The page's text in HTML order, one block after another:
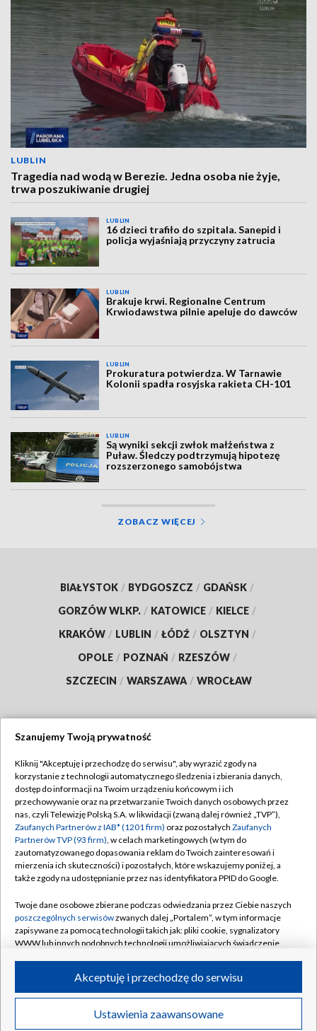
LUBLIN
Tragedia nad wodą w Berezie. Jedna osoba nie żyje,
trwa poszukiwanie drugiej
LUBLIN
16 dzieci trafiło do szpitala. Sanepid i
policja wyjaśniają przyczyny zatrucia
LUBLIN
Brakuje krwi. Regionalne Centrum
Krwiodawstwa pilnie apeluje do dawców
LUBLIN
Prokuratura potwierdza. W Tarnawie
Kolonii spadła rosyjska rakieta CH-101
LUBLIN
Są wyniki sekcji zwłok małżeństwa z
Puław. Śledczy podtrzymują hipotezę
rozszerzonego samobójstwa
ZOBACZ WIĘCEJ
BIAŁYSTOK / BYDGOSZCZ / GDAŃSK /
GORZÓW WLKP. / KATOWICE / KIELCE /
KRAKÓW / LUBLIN / ŁÓDŹ / OLSZTYN /
OPOLE / POZNAŃ / RZESZÓW /
SZCZECIN / WARSZAWA / WROCŁAW
TVP
Abonament TVP
Emisja w TVP
Centrum informacji TVP
Naziemna Telewizja Cyfrowa
Rada Programowa
System NOS
Informacje o nadawcy
Program dla prasy
Regulamin TVP
Polityka prywatności
Moje zgody
Pomoc
Kontakt
Kanały
©2026 Telewizja Polska S.A. w likwidacji
Szanujemy Twoją prywatność
Kliknij "Akceptuję i przechodzę do serwisu", aby wyrazić zgody na
korzystanie z technologii automatycznego śledzenia i zbierania danych,
dostęp do informacji na Twoim urządzeniu końcowym i ich
przechowywanie oraz na przetwarzanie Twoich danych osobowych przez
nas, czyli Telewizję Polską S.A. w likwidacji (zwaną dalej również „TVP”),
Zaufanych Partnerów z IAB* (1201 firm) oraz pozostałych Zaufanych
Partnerów TVP (93 firm), w celach marketingowych (w tym do
zautomatyzowanego dopasowania reklam do Twoich zainteresowań i
mierzenia ich skuteczności) i pozostałych, które wskazujemy poniżej, a
także zgody na udostępnianie przez nas identyfikatora PPID do Google.
Twoje dane osobowe zbierane podczas odwiedzania przez Ciebie naszych
poszczególnych serwisówzwanych dalej „Portalem”, w tym informacje
zapisywane za pomocą technologii takich jak: pliki cookie, sygnalizatory
WWW lub innych podobnych technologii umożliwiających świadczenie
ruchu w Internecie.
Twoje dane osobowe zbierane podczas odwiedzania przez Ciebie
poszczególnych serwisówna Portalu, takie jak adresy IP, identyfikatory
Ustawienia zaawansowane
Akceptuję i przechodzę do serwisu